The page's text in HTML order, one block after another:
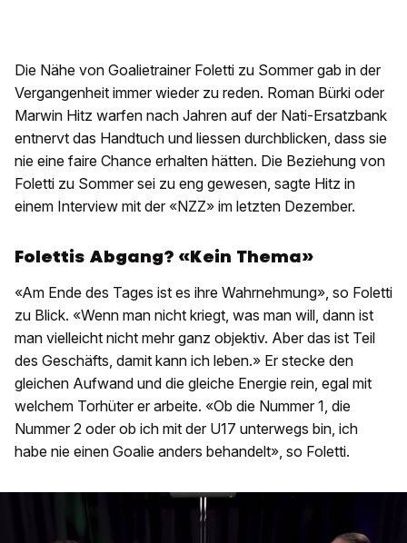
Die Nähe von Goalietrainer Foletti zu Sommer gab in der
Vergangenheit immer wieder zu reden. Roman Bürki oder
Marwin Hitz warfen nach Jahren auf der Nati-Ersatzbank
entnervt das Handtuch und liessen durchblicken, dass sie
nie eine faire Chance erhalten hätten. Die Beziehung von
Foletti zu Sommer sei zu eng gewesen, sagte Hitz in
einem Interview mit der «NZZ» im letzten Dezember.
Folettis Abgang? «Kein Thema»
«Am Ende des Tages ist es ihre Wahrnehmung», so Foletti
zu Blick. «Wenn man nicht kriegt, was man will, dann ist
man vielleicht nicht mehr ganz objektiv. Aber das ist Teil
des Geschäfts, damit kann ich leben.» Er stecke den
gleichen Aufwand und die gleiche Energie rein, egal mit
welchem Torhüter er arbeite. «Ob die Nummer 1, die
Nummer 2 oder ob ich mit der U17 unterwegs bin, ich
habe nie einen Goalie anders behandelt», so Foletti.